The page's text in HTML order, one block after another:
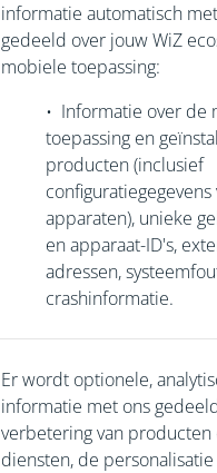
informatie automatisch
gedeeld over jouw WiZ
mobiele toepassing:
• Informatie over de
toepassing en
producten (inclusief
configuratiegegevens
apparaten), unieke
en apparaat-ID's,
adressen,
crashinformatie.
Er wordt optionele,
informatie met ons
verbetering van producten
diensten, de personalisatie